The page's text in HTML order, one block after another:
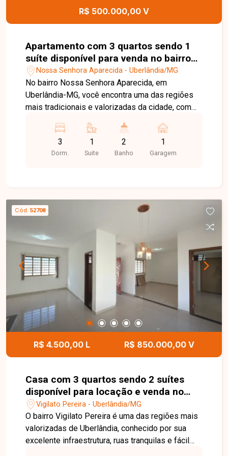
ótima localização em um dos bairros tradicionais
de Uberlândia. Entre em contato e agende sua
imóvel.
R$ 500.000,00 V
Apartamento com 3 quartos sendo 1
suíte disponível para venda no bairro
Nossa Senhora Aparecida em
Uberlândia-MG
Nossa Senhora Aparecida - Uberlândia/MG
No bairro Nossa Senhora Aparecida, em
Uberlândia-MG, você encontra uma das regiões
mais tradicionais e valorizadas da cidade, com
às principais avenidas, além de estar próximo a
supermercados, escolas, farmácias, restaurantes
e diversos serviços. Excelente apartamento
planejados, área de serviço com armários e 2
vagas de garagem cobertas. O imóvel oferece
ambientes amplos, bem distribuídos e excelente
aproveitamento dos espaços, proporcionando
conforto e praticidade para toda a família. O
condomínio conta com portaria presencial 24
horas, 2 elevadores e salão de festas, garantindo
mais segurança, comodidade e lazer aos
quem busca um apartamento completo, bem
localizado e pronto para morar. Entre em contato
e agende sua visita!
3
Dorm.
1
Suite
2
Banho
1
Garagem
Cód. 52708
R$ 4.500,00 L R$ 850.000,00 V
Casa com 3 quartos sendo 2 suítes
disponível para locação e venda no
bairro Vigilato Pereira em Uberlândia-
MG
Vigilato Pereira - Uberlândia/MG
O bairro Vigilato Pereira é uma das regiões mais
valorizadas de Uberlândia, conhecido por sua
excelente infraestrutura, ruas tranquilas e fácil